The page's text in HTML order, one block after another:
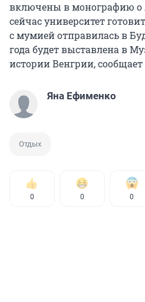
включены в монографию
сейчас университет
с мумией отправилась в
года будет выставлена в
истории Венгрии, сообщает
Яна Ефименко
Отдых
0 0 0